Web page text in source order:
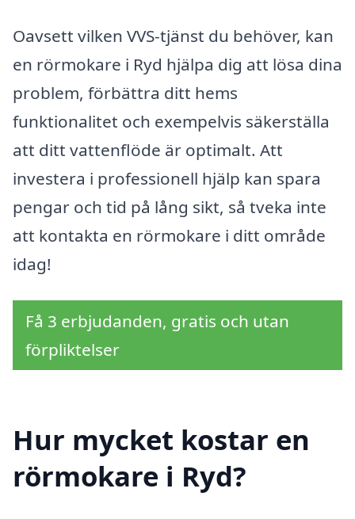
Oavsett vilken VVS-tjänst du behöver, kan
en rörmokare i Ryd hjälpa dig att lösa dina
problem, förbättra ditt hems
funktionalitet och exempelvis säkerställa
att ditt vattenflöde är optimalt. Att
investera i professionell hjälp kan spara
pengar och tid på lång sikt, så tveka inte
att kontakta en rörmokare i ditt område
idag!
Få 3 erbjudanden, gratis och utan
förpliktelser
Hur mycket kostar en
rörmokare i Ryd?